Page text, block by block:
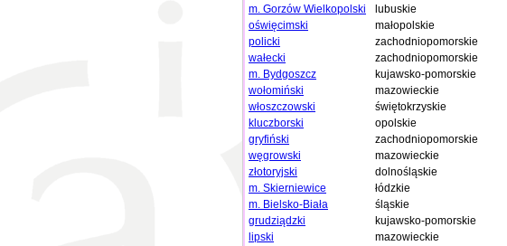
m. Gorzów Wielkopolski
lubuskie
oświęcimski
małopolskie
policki
zachodniopomorskie
wałecki
zachodniopomorskie
m. Bydgoszcz
kujawsko-pomorskie
wołomiński
mazowieckie
włoszczowski
świętokrzyskie
kluczborski
opolskie
gryfiński
zachodniopomorskie
węgrowski
mazowieckie
złotoryjski
dolnośląskie
m. Skierniewice
łódzkie
m. Bielsko-Biała
śląskie
grudziądzki
kujawsko-pomorskie
lipski
mazowieckie